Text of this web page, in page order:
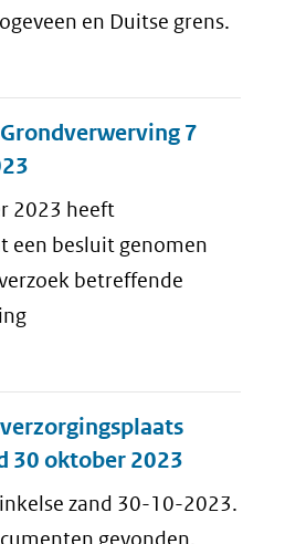
en Duitse grens.
7
2023 heeft
een besluit genomen
betreffende
30 oktober 2023
zand 30-10-2023.